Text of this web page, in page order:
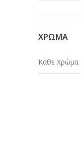
ΧΡΩΜΑ
Κάθε Χρώμα